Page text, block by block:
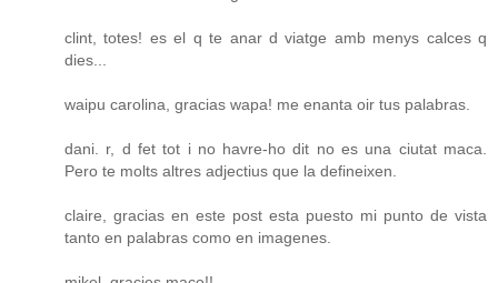
clint, totes! es el q te anar d viatge amb menys calces q
dies...
waipu carolina, gracias wapa! me enanta oir tus palabras.
dani. r, d fet tot i no havre-ho dit no es una ciutat maca.
Pero te molts altres adjectius que la defineixen.
claire, gracias en este post esta puesto mi punto de vista
tanto en palabras como en imagenes.